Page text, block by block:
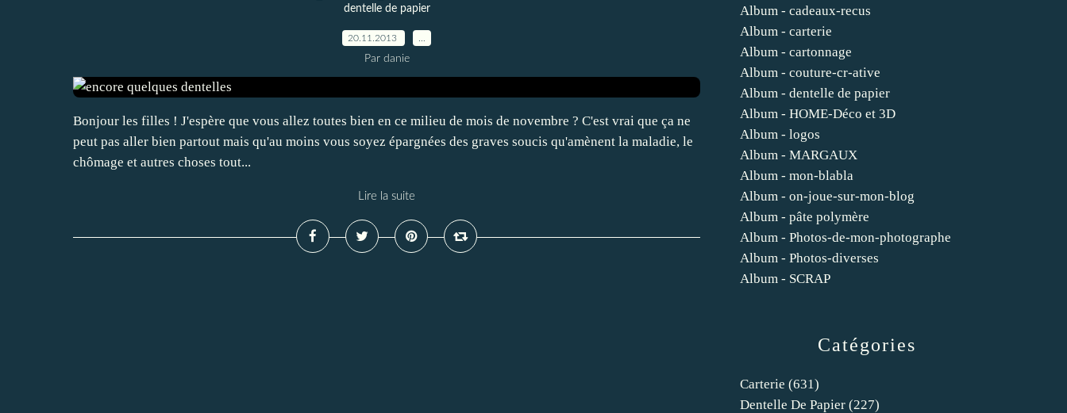
dentelle de papier
20.11.2013
Par danie
Bonjour les filles ! J'espère que vous allez toutes bien en ce milieu de mois de novembre ? C'est vrai que ça ne
peut pas aller bien partout mais qu'au moins vous soyez épargnées des graves soucis qu'amènent la maladie, le
chômage et autres choses tout...
Lire la suite
Catégories
Carterie (631)
Dentelle De Papier (227)
Album - cadeaux-recus
Album - carterie
Album - cartonnage
Album - couture-cr-ative
Album - dentelle de papier
Album - HOME-Déco et 3D
Album - logos
Album - MARGAUX
Album - mon-blabla
Album - on-joue-sur-mon-blog
Album - pâte polymère
Album - Photos-de-mon-photographe
Album - Photos-diverses
Album - SCRAP